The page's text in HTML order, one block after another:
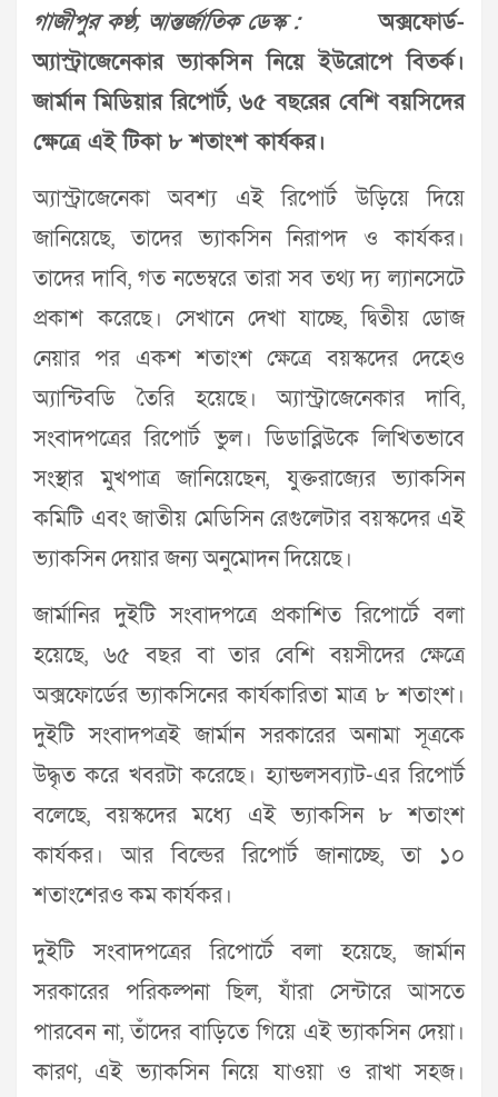
গাজীপুর কণ্ঠ, আন্তর্জাতিক ডেস্ক :
অক্সফোর্ড-
অ্যাস্ট্রাজেনেকার ভ্যাকসিন নিয়ে ইউরোপে বিতর্ক।
জার্মান মিডিয়ার রিপোর্ট, ৬৫ বছরের বেশি বয়সিদের
ক্ষেত্রে এই টিকা ৮ শতাংশ কার্যকর।
অ্যাস্ট্রাজেনেকা অবশ্য এই রিপোর্ট উড়িয়ে দিয়ে
জানিয়েছে, তাদের ভ্যাকসিন নিরাপদ ও কার্যকর।
তাদের দাবি, গত নভেম্বরে তারা সব তথ্য দ্য ল্যানসেটে
প্রকাশ করেছে। সেখানে দেখা যাচ্ছে, দ্বিতীয় ডোজ
নেয়ার পর একশ শতাংশ ক্ষেত্রে বয়স্কদের দেহেও
অ্যান্টিবডি তৈরি হয়েছে। অ্যাস্ট্রাজেনেকার দাবি,
সংবাদপত্রের রিপোর্ট ভুল। ডিডাব্লিউকে লিখিতভাবে
সংস্থার মুখপাত্র জানিয়েছেন, যুক্তরাজ্যের ভ্যাকসিন
কমিটি এবং জাতীয় মেডিসিন রেগুলেটার বয়স্কদের এই
ভ্যাকসিন দেয়ার জন্য অনুমোদন দিয়েছে।
জার্মানির দুইটি সংবাদপত্রে প্রকাশিত রিপোর্টে বলা
হয়েছে, ৬৫ বছর বা তার বেশি বয়সীদের ক্ষেত্রে
অক্সফোর্ডের ভ্যাকসিনের কার্যকারিতা মাত্র ৮ শতাংশ।
দুইটি সংবাদপত্রই জার্মান সরকারের অনামা সূত্রকে
উদ্ধৃত করে খবরটা করেছে। হ্যান্ডলসব্যাট-এর রিপোর্ট
বলেছে, বয়স্কদের মধ্যে এই ভ্যাকসিন ৮ শতাংশ
কার্যকর। আর বিল্ডের রিপোর্ট জানাচ্ছে, তা ১০
শতাংশেরও কম কার্যকর।
দুইটি সংবাদপত্রের রিপোর্টে বলা হয়েছে, জার্মান
সরকারের পরিকল্পনা ছিল, যাঁরা সেন্টারে আসতে
পারবেন না, তাঁদের বাড়িতে গিয়ে এই ভ্যাকসিন দেয়া।
কারণ, এই ভ্যাকসিন নিয়ে যাওয়া ও রাখা সহজ।